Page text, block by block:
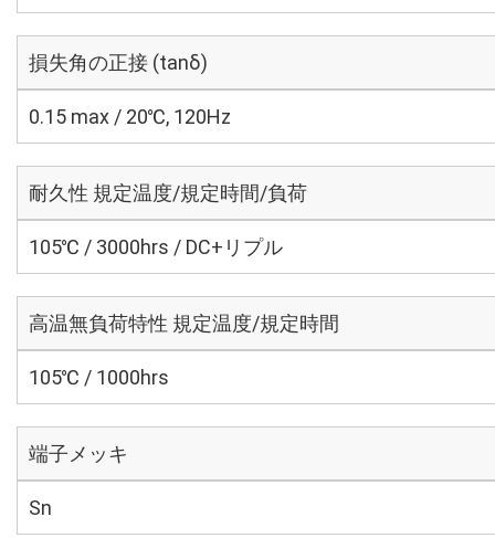
損失角の正接 (tanδ)
0.15 max / 20℃, 120Hz
耐久性 規定温度/規定時間/負荷
105℃ / 3000hrs / DC+リプル
高温無負荷特性 規定温度/規定時間
105℃ / 1000hrs
端子メッキ
Sn